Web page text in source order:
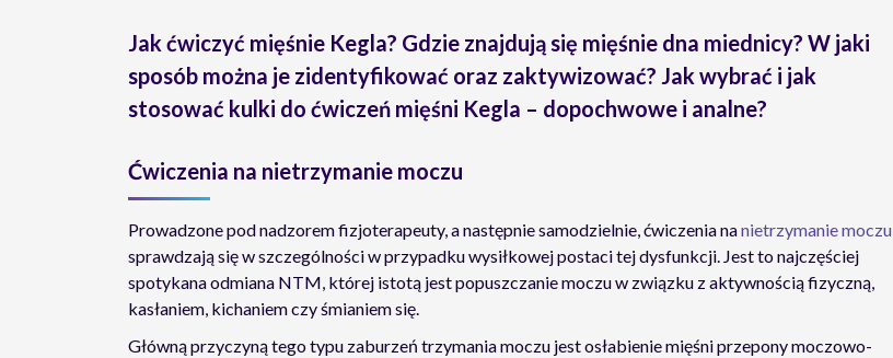
Jak ćwiczyć mięśnie Kegla? Gdzie znajdują się mięśnie dna miednicy? W jaki
sposób można je zidentyfikować oraz zaktywizować? Jak wybrać i jak
stosować kulki do ćwiczeń mięśni Kegla – dopochwowe i analne?
Ćwiczenia na nietrzymanie moczu
Prowadzone pod nadzorem fizjoterapeuty, a następnie samodzielnie, ćwiczenia nanietrzymanie moczu
sprawdzają się w szczególności w przypadku wysiłkowej postaci tej dysfunkcji. Jest to najczęściej
spotykana odmiana NTM, której istotą jest popuszczanie moczu w związku z aktywnością fizyczną,
kasłaniem, kichaniem czy śmianiem się.
Główną przyczyną tego typu zaburzeń trzymania moczu jest osłabienie mięśni przepony moczowo-